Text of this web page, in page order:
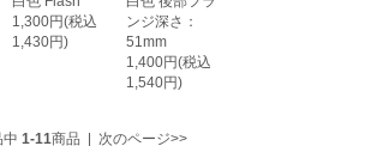
1,300円(税込
1,430円)
ンジ深さ：
51mm
1,400円(税込
1,540円)
中 1-11商品 次のページ>>